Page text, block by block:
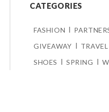
CATEGORIES
FASHION
GIVEAWAY
TRAVEL
SHOES
SPRING